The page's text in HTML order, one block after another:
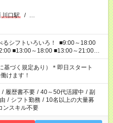
川口駅 / …
■13:00～18:00 ■13:00～21:00
たの希望を教えてください！
基づく規定あり）＊即日スタート
けます！
/ 履歴書不要 / 40～50代活躍中 / 副
/ シフト勤務 / 10名以上の大量募
ンスキル不要